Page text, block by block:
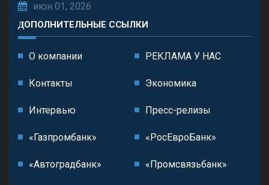
июн 01, 2026
ДОПОЛНИТЕЛЬНЫЕ ССЫЛКИ
О компании РЕКЛАМА У НАС
Контакты Экономика
Интервью Пресс-релизы
«Газпромбанк» «РосЕвроБанк»
«Автоградбанк» «Промсвязьбанк»